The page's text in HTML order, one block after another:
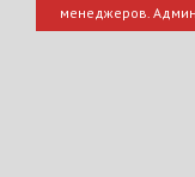
менеджеров.